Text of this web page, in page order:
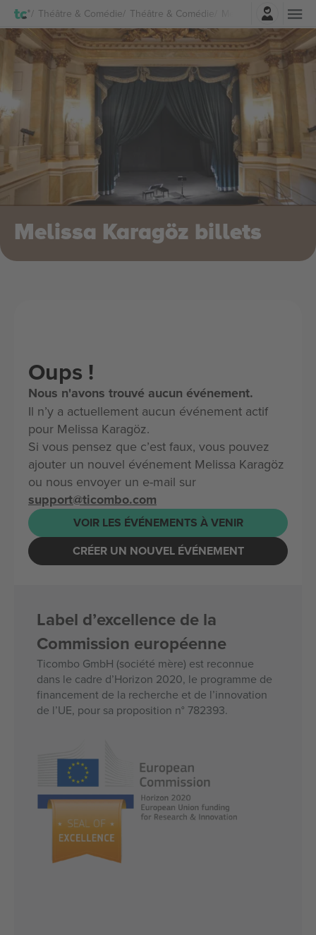
Théâtre & Comédie Théâtre & Comédie Melissa Karagöz
Connexion
Melissa Karagöz billets
Oups !
Nous n'avons trouvé aucun événement.
Il n’y a actuellement aucun événement actif
pour Melissa Karagöz.
Si vous pensez que c’est faux, vous pouvez
ajouter un nouvel événement Melissa Karagöz
ou nous envoyer un e-mail sur
support@ticombo.com
VOIR LES ÉVÉNEMENTS À VENIR
CRÉER UN NOUVEL ÉVÉNEMENT
Label d’excellence de la
Commission européenne
Ticombo GmbH (société mère) est reconnue
dans le cadre d’Horizon 2020, le programme de
financement de la recherche et de l’innovation
de l’UE, pour sa proposition n° 782393.